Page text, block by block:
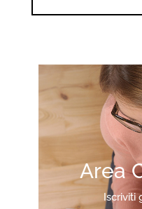
Area
Iscriviti